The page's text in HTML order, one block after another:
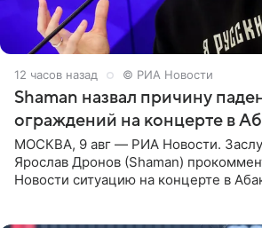
12 часов назад © РИА Новости
Shaman назвал причину
ограждений на концерте в
МОСКВА, 9 авг — РИА Новости.
Ярослав Дронов (Shaman)
Новости ситуацию на концерте в